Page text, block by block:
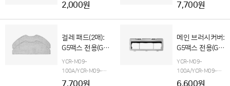
2,000원 7,700원
걸레 패드(2매):
G5맥스 전용(G5
호환불가)
YCR-M09-
100A/YCR-M09-
110A 전용G5맥스 오
7,700원
메인 브러시커버:
G5맥스 전용(G5
호환불가)
YCR-M09-
100A/YCR-M09-
110A 전용G5맥스 오
6,600원